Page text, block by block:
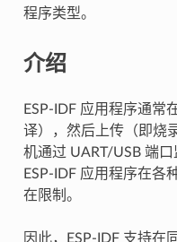
程序类型。
介绍
ESP-IDF 应用程序通常
译），然后上传（即烧
机通过 UART/USB 端
ESP-IDF 应用程序在
在限制。
因此，ESP-IDF 支持在